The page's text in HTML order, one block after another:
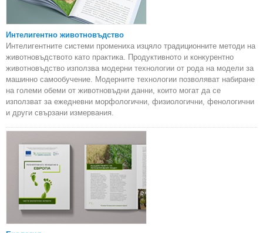
Интелигентно животновъдство
Интелигентните системи промениха изцяло традиционните методи на
животновъдството като практика. Продуктивното и конкурентно
животновъдство използва модерни технологии от рода на модели за
машинно самообучение. Модерните технологии позволяват набиране
на големи обеми от животновъдни данни, които могат да се
използват за ежедневни морфологични, физиологични, фенологични
и други свързани измервания.